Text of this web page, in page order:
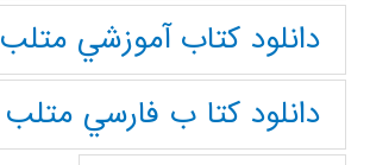
دانلود كتاب آموزشي متلب
دانلود كتا ب فارسي متلب